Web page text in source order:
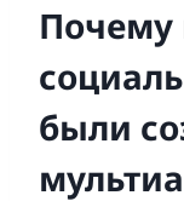
Почему
были